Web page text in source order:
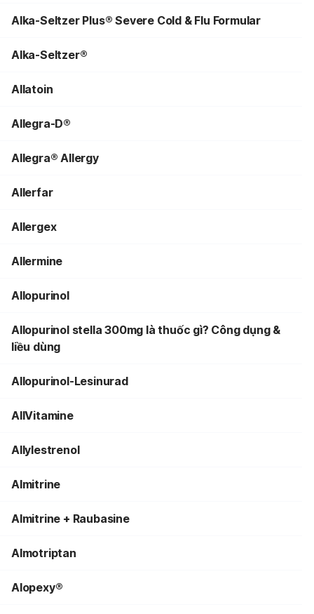
Alka-Seltzer Plus® Severe Cold & Flu Formular
Alka-Seltzer®
Allatoin
Allegra-D®
Allegra® Allergy
Allerfar
Allergex
Allermine
Allopurinol
Allopurinol stella 300mg là thuốc gì? Công dụng &
liều dùng
Allopurinol-Lesinurad
AllVitamine
Allylestrenol
Almitrine
Almitrine + Raubasine
Almotriptan
Alopexy®